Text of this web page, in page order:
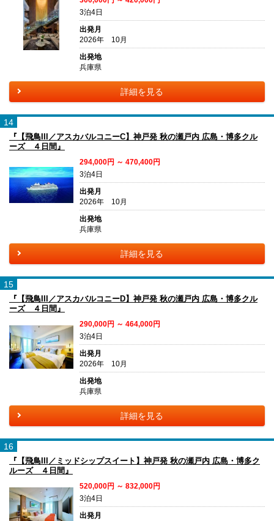
3泊4日
出発月
2026年 10月
出発地
兵庫県
詳細を見る
14
『【飛鳥III／アスカバルコニーC】神戸発 秋の瀬戸内 広島・博多クル
ーズ ４日間』
294,000円 ～ 470,400円
3泊4日
出発月
2026年 10月
出発地
兵庫県
詳細を見る
15
『【飛鳥III／アスカバルコニーD】神戸発 秋の瀬戸内 広島・博多クル
ーズ ４日間』
290,000円 ～ 464,000円
3泊4日
出発月
2026年 10月
出発地
兵庫県
詳細を見る
16
『【飛鳥III／ミッドシップスイート】神戸発 秋の瀬戸内 広島・博多ク
ルーズ ４日間』
520,000円 ～ 832,000円
3泊4日
出発月